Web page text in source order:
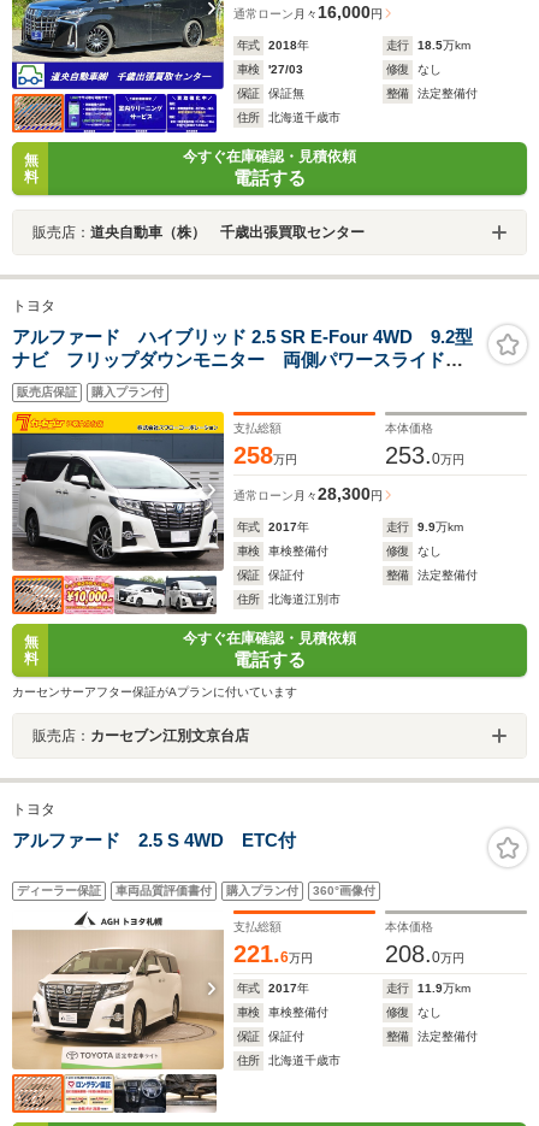
通常ローン 月々 16,000円
年式 2018年 走行 18.5万km
車検
'27/03 修復
なし
保証
保証無 整備
法定整備付
住所
北海道千歳市
無
料
今すぐ在庫確認・見積依頼
電話する
販売店： 道央自動車（株） 千歳出張買取センター
トヨタ
アルファード ハイブリッド 2.5 SR E-Four 4WD 9.2型
ナビ フリップダウンモニター 両側パワースライド
パワーバックドア プリクラッシュ レーダークルー
ズ メモリー付パワーシート クリアランスソナー 助
手席オットマン ビルトETC
販売店保証 購入プラン付
支払総額
258万円
本体価格
253.0万円
通常ローン 月々28,300円
年式 2017年 走行 9.9万km
車検
車検整備付 修復
なし
保証
保証付 整備
法定整備付
住所
北海道江別市
無
料
今すぐ在庫確認・見積依頼
電話する
カーセンサーアフター保証がAプランに付いています
販売店： カーセブン江別文京台店
トヨタ
アルファード 2.5 S 4WD ETC付
ディーラー保証 車両品質評価書付 購入プラン付 360°画像付
支払総額
221.6万円
本体価格
208.0万円
年式 2017年 走行 11.9万km
車検
車検整備付 修復
なし
保証
保証付 整備
法定整備付
住所
北海道千歳市